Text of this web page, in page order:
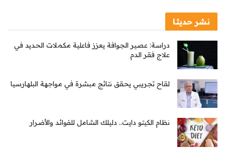
نشر حديثا
دراسة: عصير الجوافة يعزز فاعلية مكملات الحديد في
علاج فقر الدم
لقاح تجريبي يحقق نتائج مبشرة في مواجهة البلهارسيا
نظام الكيتو دايت.. دليلك الشامل للفوائد والأضرار